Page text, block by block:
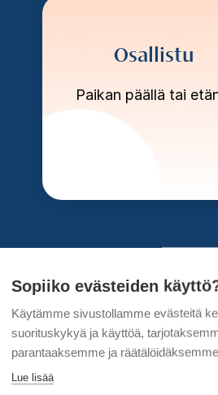
Osallistu
Paikan päällä tai
Sopiiko evästeiden
Käytämme sivustollamme evästeitä
suorituskykyä ja käyttöä,
parantaaksemme ja
Lue lisää